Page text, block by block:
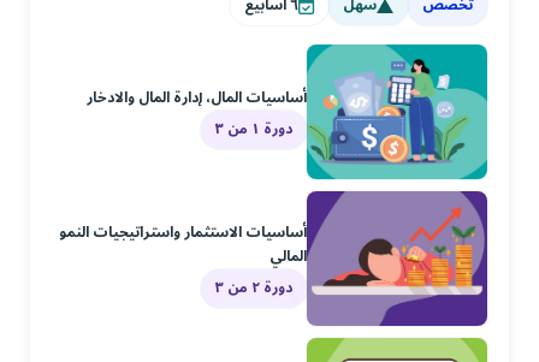
أساسيات المال، إدارة المال والادخار
دورة ١ من ٣
أساسيات الاستثمار واستراتيجيات النمو
المالي
دورة ٢ من ٣